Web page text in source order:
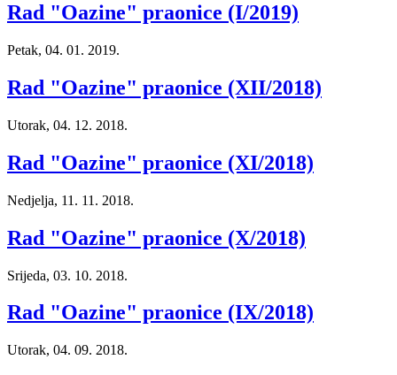
Rad "Oazine" praonice (I/2019)
Petak, 04. 01. 2019.
Rad "Oazine" praonice (XII/2018)
Utorak, 04. 12. 2018.
Rad "Oazine" praonice (XI/2018)
Nedjelja, 11. 11. 2018.
Rad "Oazine" praonice (X/2018)
Srijeda, 03. 10. 2018.
Rad "Oazine" praonice (IX/2018)
Utorak, 04. 09. 2018.